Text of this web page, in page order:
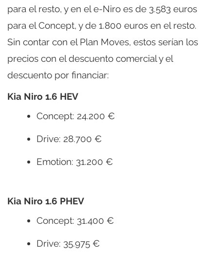
para el resto, y en el e-Niro es de 3.583 euros
para el Concept, y de 1.800 euros en el resto.
Sin contar con el Plan Moves, estos serían los
precios con el descuento comercial y el
descuento por financiar:
Kia Niro 1.6 HEV
Concept: 24.200 €
Drive: 28.700 €
Emotion: 31.200 €
Kia Niro 1.6 PHEV
Concept: 31.400 €
Drive: 35.975 €